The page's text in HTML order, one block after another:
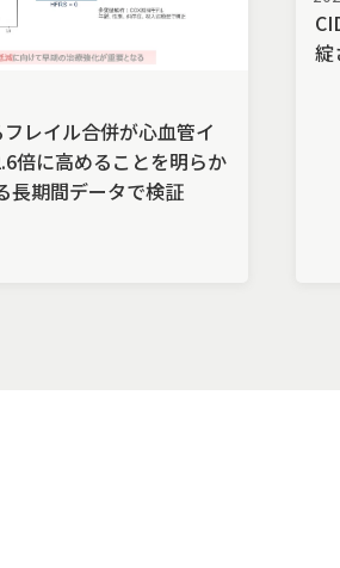
レイル合併が心血管イ
倍に高めることを明らか
期間データで検証
綻